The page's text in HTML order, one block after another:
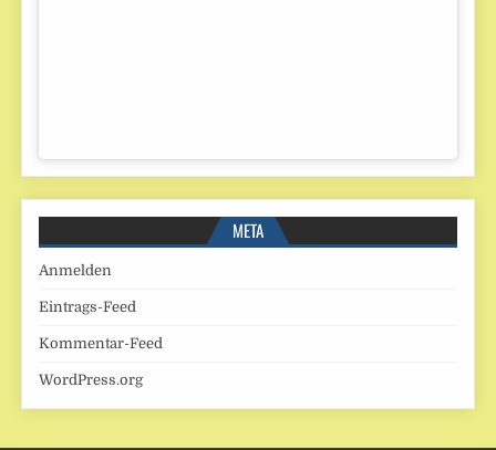
META
Anmelden
Eintrags-Feed
Kommentar-Feed
WordPress.org